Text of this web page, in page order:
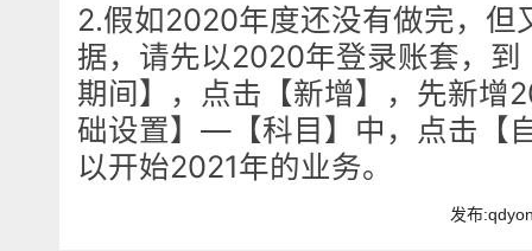
2.假如2020年度还没有做完，但
据，请先以2020年登录账套，
期间】，点击【新增】，先新增
础设置】—【科目】中，点击【
以开始2021年的业务。
发布